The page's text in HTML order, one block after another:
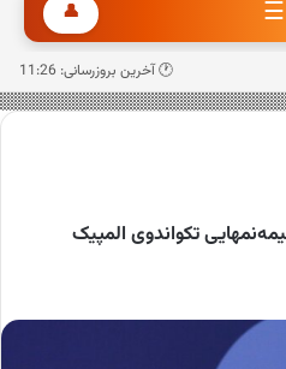
☰
👤
🕐 آخرین بروزرسانی: 11:26
تکواندوی المپیک